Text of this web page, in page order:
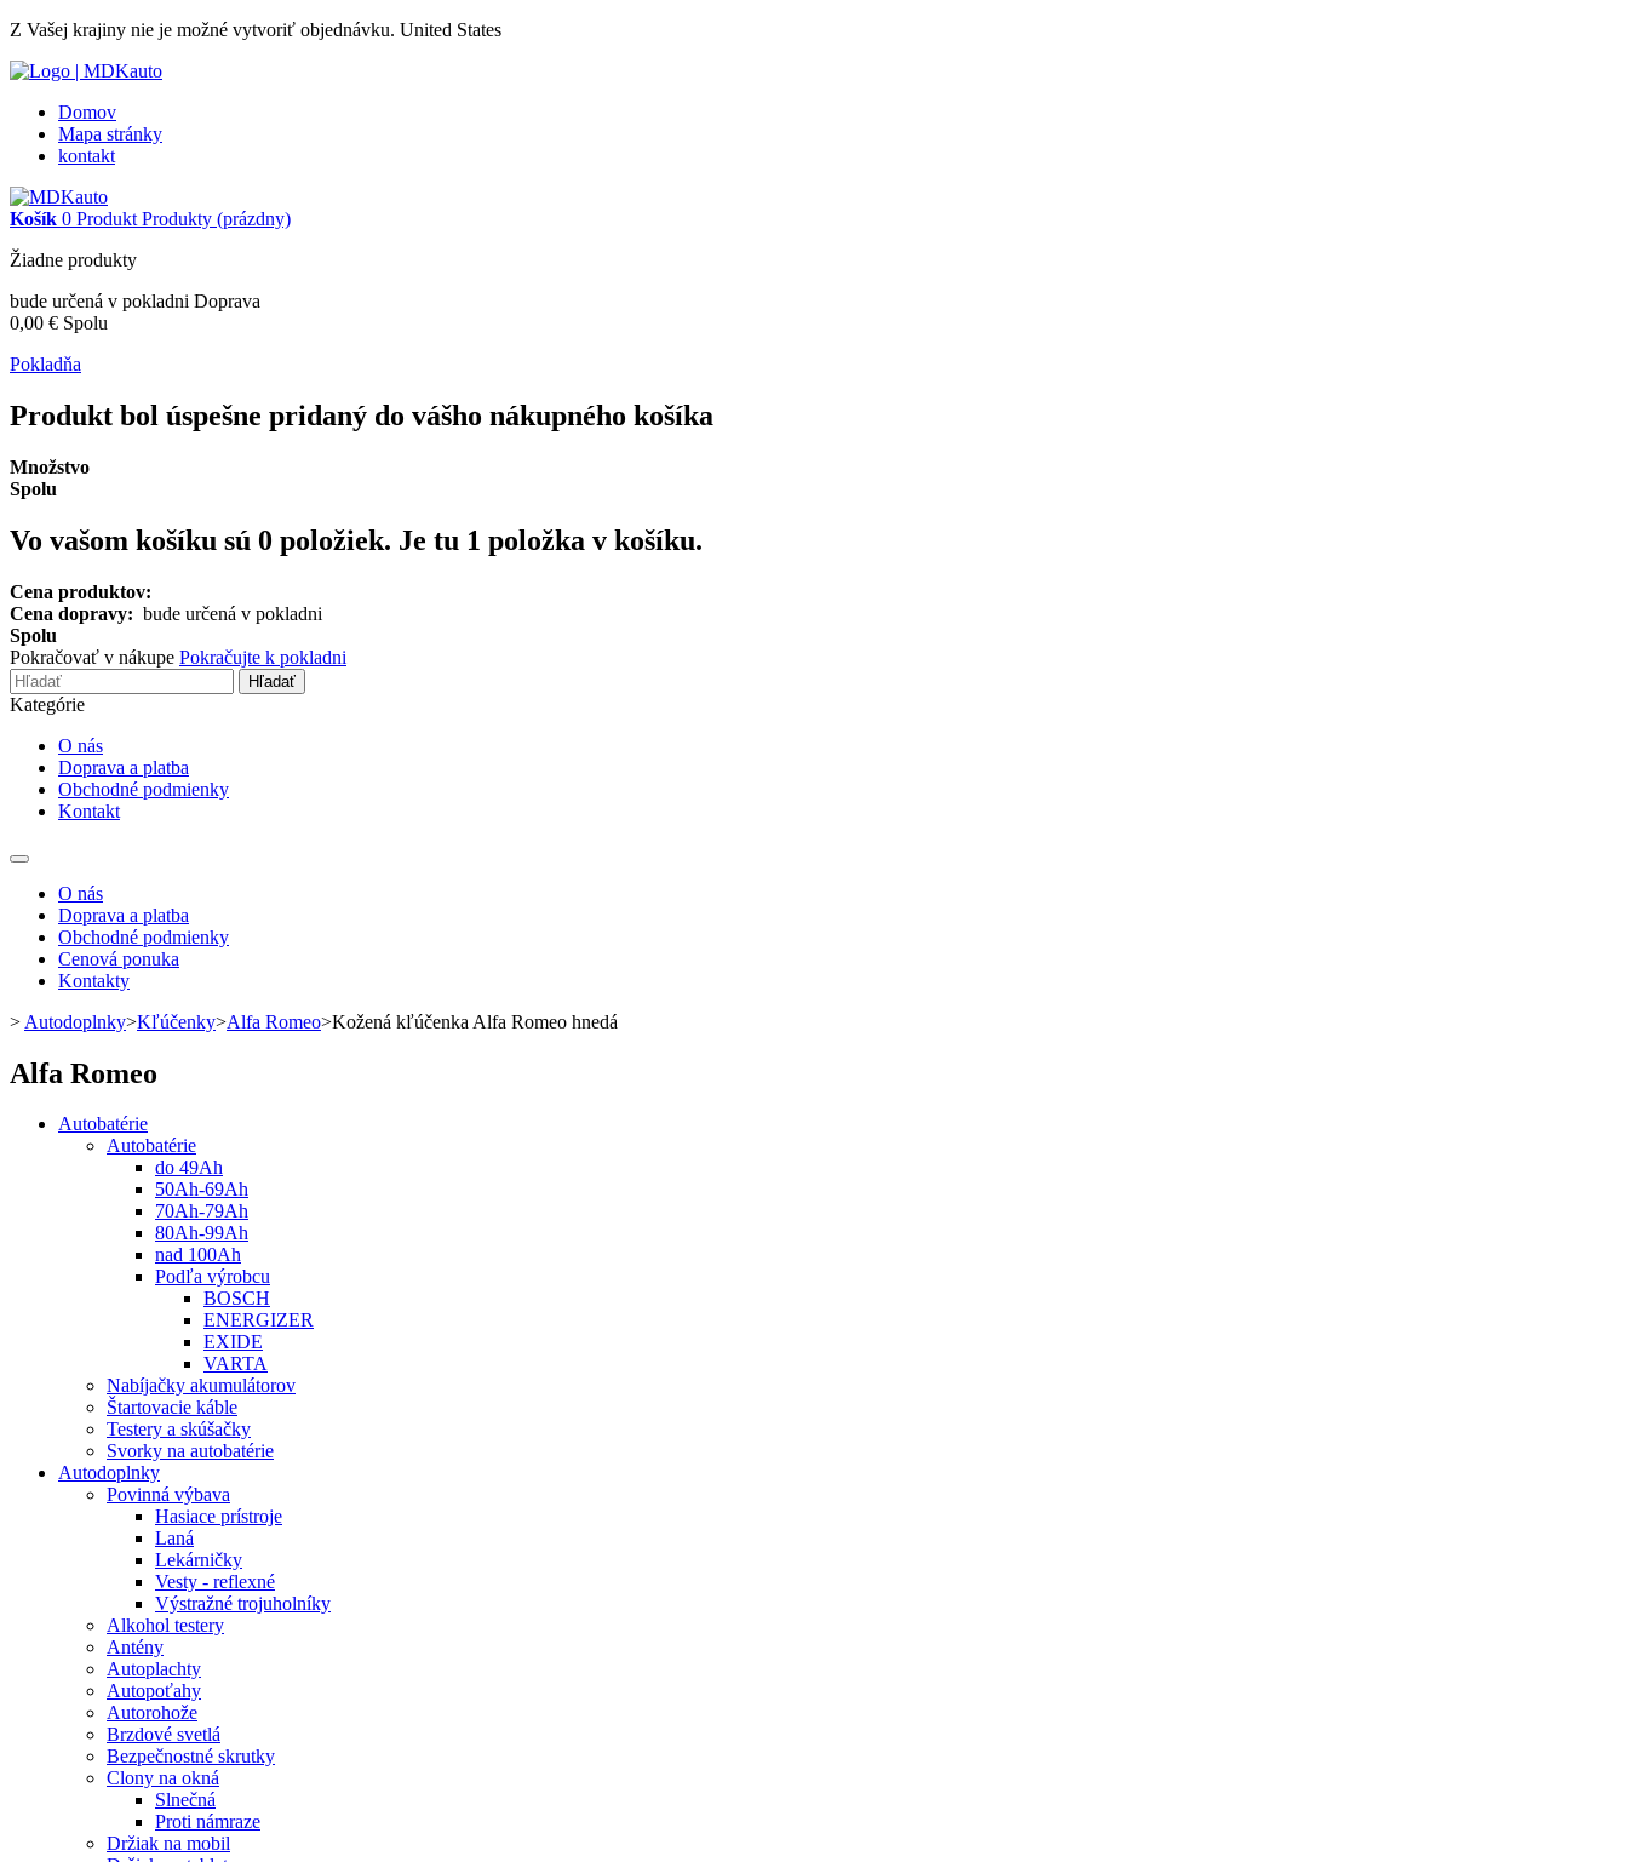
Z Vašej krajiny nie je možné vytvoriť objednávku. United States
Domov
Mapa stránky
kontakt
Košík 0 Produkt Produkty (prázdny)
Žiadne produkty
bude určená v pokladni Doprava
0,00 € Spolu
Pokladňa
Produkt bol úspešne pridaný do vášho nákupného košíka
Množstvo
Spolu
Vo vašom košíku sú 0 položiek. Je tu 1 položka v košíku.
Cena produktov:
Cena dopravy: bude určená v pokladni
Spolu
Pokračovať v nákupe Pokračujte k pokladni
Hľadať
Kategórie
O nás
Doprava a platba
Obchodné podmienky
Kontakt
Toggle
navigationO nás
Doprava a platba
Obchodné podmienky
Cenová ponuka
Kontakty
> Autodoplnky>Kľúčenky>Alfa Romeo>Kožená kľúčenka Alfa Romeo hnedá
Alfa Romeo
Autobatérie
Autobatérie
do 49Ah
50Ah-69Ah
70Ah-79Ah
80Ah-99Ah
nad 100Ah
Podľa výrobcu
BOSCH
ENERGIZER
EXIDE
VARTA
Nabíjačky akumulátorov
Štartovacie káble
Testery a skúšačky
Svorky na autobatérie
Autodoplnky
Povinná výbava
Hasiace prístroje
Laná
Lekárničky
Vesty - reflexné
Výstražné trojuholníky
Alkohol testery
Antény
Autoplachty
Autopoťahy
Autorohože
Brzdové svetlá
Bezpečnostné skrutky
Clony na okná
Slnečná
Proti námraze
Držiak na mobil